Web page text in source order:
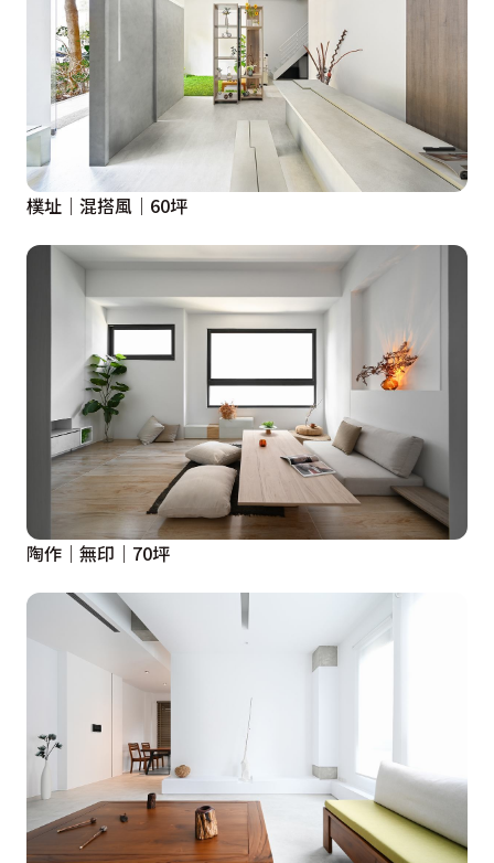
樸址｜混搭風｜60坪
陶作｜無印｜70坪